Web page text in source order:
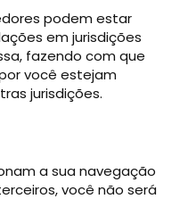
podem estar
em jurisdições
fazendo com que
você estejam
jurisdições.
a sua navegação
você não será